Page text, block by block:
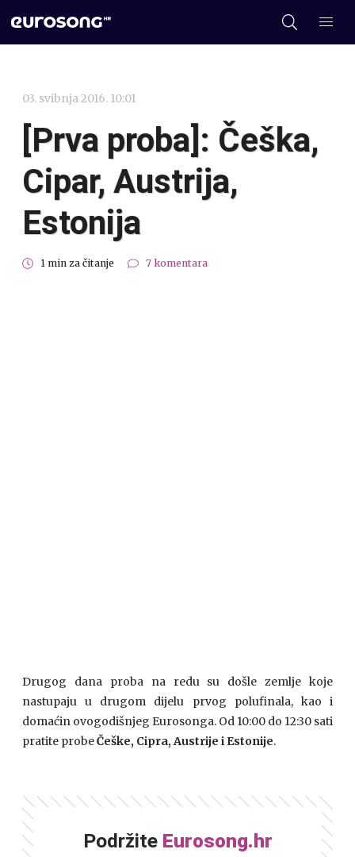
03. svibnja 2016. 10:01
[Prva proba]: Češka,
Cipar, Austrija,
Estonija
1 min za čitanje 7 komentara
Drugog dana proba na redu su došle zemlje koje
nastupaju u drugom dijelu prvog polufinala, kao i
domaćin ovogodišnjeg Eurosonga. Od 10:00 do 12:30 sati
pratite probeČeške, Cipra, Austrije i Estonije.
Podržite Eurosong.hr